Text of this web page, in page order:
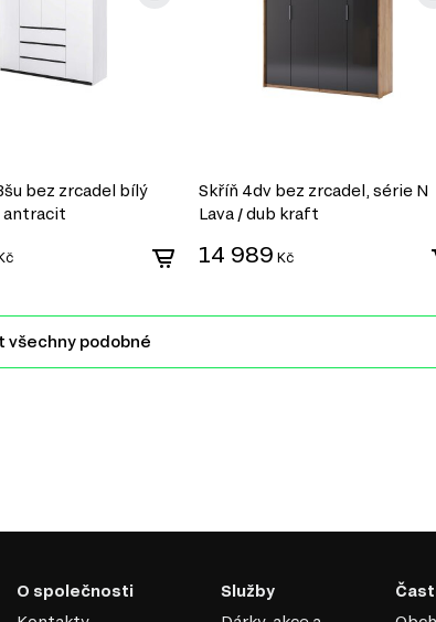
bez zrcadel bílý
antracit
Skříň 4dv bez zrcadel, série N
Lava / dub kraft
14 989 Kč
všechny podobné
O společnosti
Služby